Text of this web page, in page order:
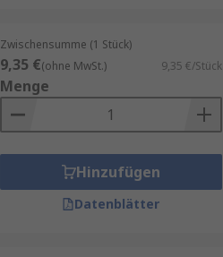
Zwischensumme (1 Stück)
9,35 €(ohne MwSt.) 9,35 €/Stück
Menge
Hinzufügen
Datenblätter